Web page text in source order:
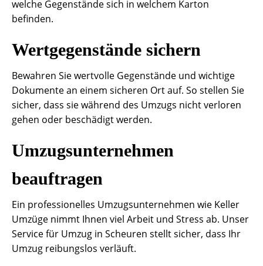
welche Gegenstände sich in welchem Karton
befinden.
Wertgegenstände sichern
Bewahren Sie wertvolle Gegenstände und wichtige
Dokumente an einem sicheren Ort auf. So stellen Sie
sicher, dass sie während des Umzugs nicht verloren
gehen oder beschädigt werden.
Umzugsunternehmen
beauftragen
Ein professionelles Umzugsunternehmen wie Keller
Umzüge nimmt Ihnen viel Arbeit und Stress ab. Unser
Service für Umzug in Scheuren stellt sicher, dass Ihr
Umzug reibungslos verläuft.